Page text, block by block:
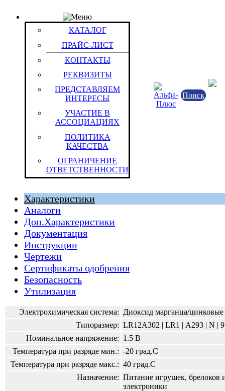
КАТАЛОГ
ПРАЙС-ЛИСТ
КОНТАКТЫ
РЕКВИЗИТЫ
ПРЕДСТАВЛЯЕМ
ИНТЕРЕСЫ
УЧАСТИЕ В
АССОЦИАЦИЯХ
ПОЛИТИКА
КАЧЕСТВА
ОГРАНИЧЕНИЕ
ОТВЕТСТВЕННОСТИ
Поиск
Товар: Эл.пит.Energizer LR 1 (E 90) (уп. 1BP)
Код товара: 8132
Energizer Holdings Inc.
Соединенные Штаты Америки
Швейцарская Конфедерация
Штука (ОКЕИ:796)
Характеристики
Аналоги
Доп.Характеристики
Документация
Инструкции
Чертежи
Сертификаты одобрения
Безопасность
Утилизация
Электрохимическая система: Диоксид марганца/
Типоразмер: LR12A302 | LR1 | А293 | N |
Номинальное напряжение: 1.5 В
Температура при разряде мин.: -20 град.С
Температура при разряде макс.: 40 град.С
Назначение: Питание игрушек, брелоков
электроники